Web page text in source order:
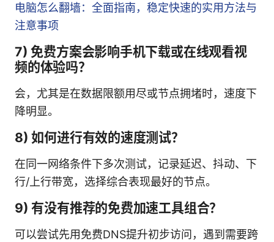
电脑怎么翻墙：全面指南，稳定快速的实用方法与
注意事项
7) 免费方案会影响手机下载或在线观看视
频的体验吗？
会，尤其是在数据限额用尽或节点拥堵时，速度下
降明显。
8) 如何进行有效的速度测试？
在同一网络条件下多次测试，记录延迟、抖动、下
行/上行带宽，选择综合表现最好的节点。
9) 有没有推荐的免费加速工具组合？
可以尝试先用免费DNS提升初步访问，遇到需要跨